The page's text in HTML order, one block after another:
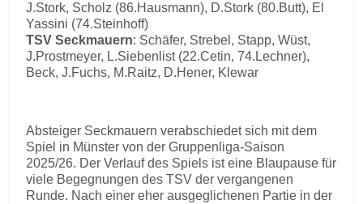
J.Stork, Scholz (86.Hausmann), D.Stork (80.Butt), El
Yassini (74.Steinhoff)
TSV Seckmauern: Schäfer, Strebel, Stapp, Wüst,
J.Prostmeyer, L.Siebenlist (22.Cetin, 74.Lechner),
Beck, J.Fuchs, M.Raitz, D.Hener, Klewar
Absteiger Seckmauern verabschiedet sich mit dem
Spiel in Münster von der Gruppenliga-Saison
2025/26. Der Verlauf des Spiels ist eine Blaupause für
viele Begegnungen des TSV der vergangenen
Runde. Nach einer eher ausgeglichenen Partie in der